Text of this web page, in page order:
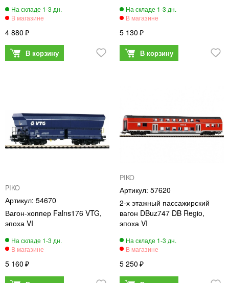
4 880 5 130
PIKO
54670
Вагон-хоппер Falns176 VTG,
эпоха VI
5 160
PIKO
57620
2-х этажный пассажирский
вагон DBuz747 DB Regio,
эпоха VI
5 250